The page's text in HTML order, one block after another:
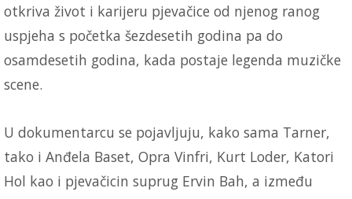
otkriva život i karijeru pjevačice od njenog ranog
uspjeha s početka šezdesetih godina pa do
osamdesetih godina, kada postaje legenda muzičke
scene.
U dokumentarcu se pojavljuju, kako sama Tarner,
tako i Anđela Baset, Opra Vinfri, Kurt Loder, Katori
Hol kao i pjevačicin suprug Ervin Bah, a između